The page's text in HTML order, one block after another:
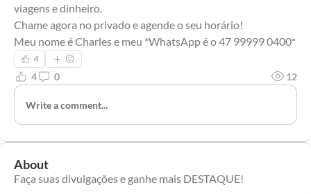
viagens e dinheiro.
Chame agora no privado e agende o seu horário!
Meu nome é Charles e meu *WhatsApp é o 47 99999 0400*
4
4 0 12
Write a comment...
About
Faça suas divulgações e ganhe mais DESTAQUE!